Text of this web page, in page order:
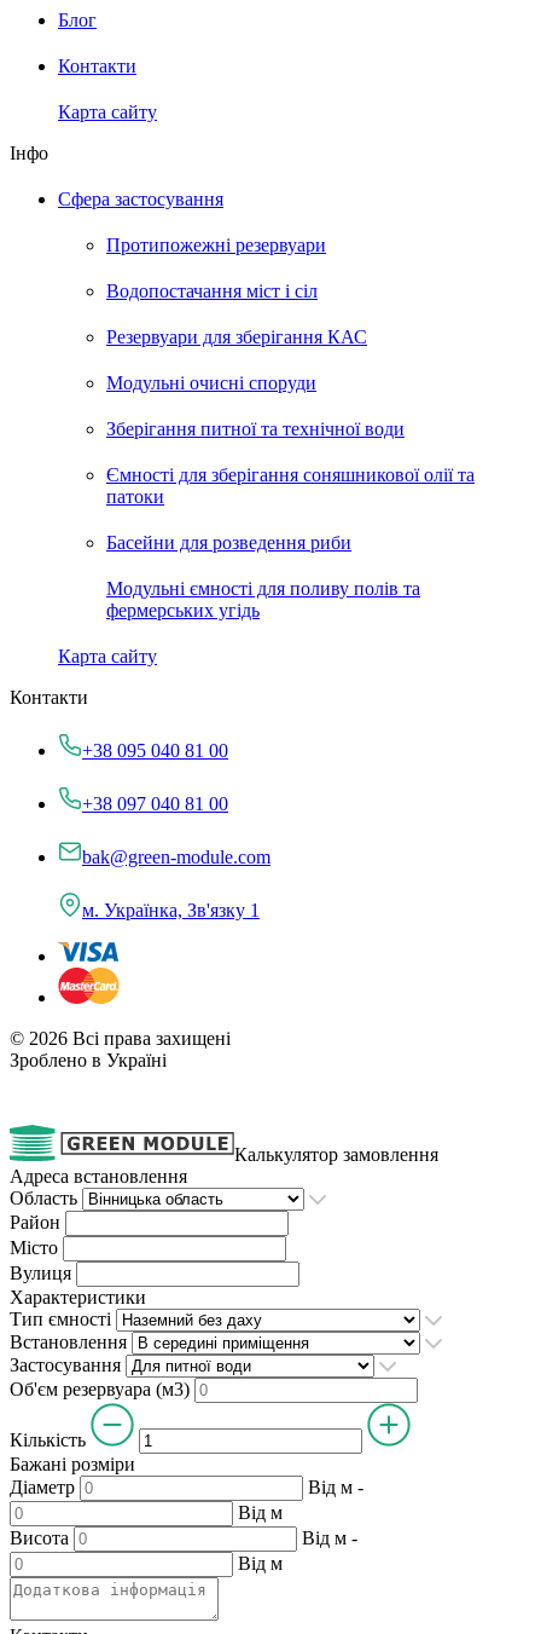
Блог
Контакти
Карта сайту
Інфо
Сфера застосування
Протипожежні резервуари
Водопостачання міст і сіл
Резервуари для зберігання КАС
Модульні очисні споруди
Зберігання питної та технічної води
Ємності для зберігання соняшникової олії та
патоки
Басейни для розведення риби
Модульні ємності для поливу полів та
фермерських угідь
Карта сайту
Контакти
+38 095 040 81 00
+38 097 040 81 00
bak@green-module.com
м. Українка, Зв'язку 1
© 2026 Всі права захищені
Зроблено в Україні
Калькулятор замовлення
Адреса встановлення
Область
Район
Місто
Вулиця
Характеристики
Тип ємності
Встановлення
Застосування
Об'єм резервуара (м3)
Кількість
Бажані розміри
Діаметр
Від м -
Від м
Висота
Від м -
Від м